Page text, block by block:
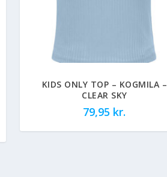
KIDS ONLY TOP – KOGMILA –
CLEAR SKY
79,95 kr.